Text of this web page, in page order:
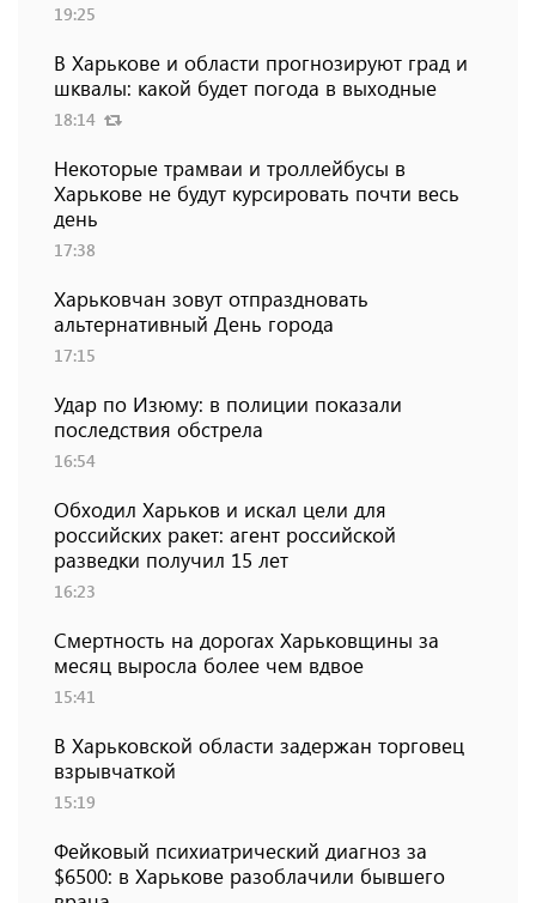
19:25
В Харькове и области прогнозируют град и
шквалы: какой будет погода в выходные
18:14
Некоторые трамваи и троллейбусы в
Харькове не будут курсировать почти весь
день
17:38
Харьковчан зовут отпраздновать
альтернативный День города
17:15
Удар по Изюму: в полиции показали
последствия обстрела
16:54
Обходил Харьков и искал цели для
российских ракет: агент российской
разведки получил 15 лет
16:23
Смертность на дорогах Харьковщины за
месяц выросла более чем вдвое
15:41
В Харьковской области задержан торговец
взрывчаткой
15:19
Фейковый психиатрический диагноз за
$6500: в Харькове разоблачили бывшего